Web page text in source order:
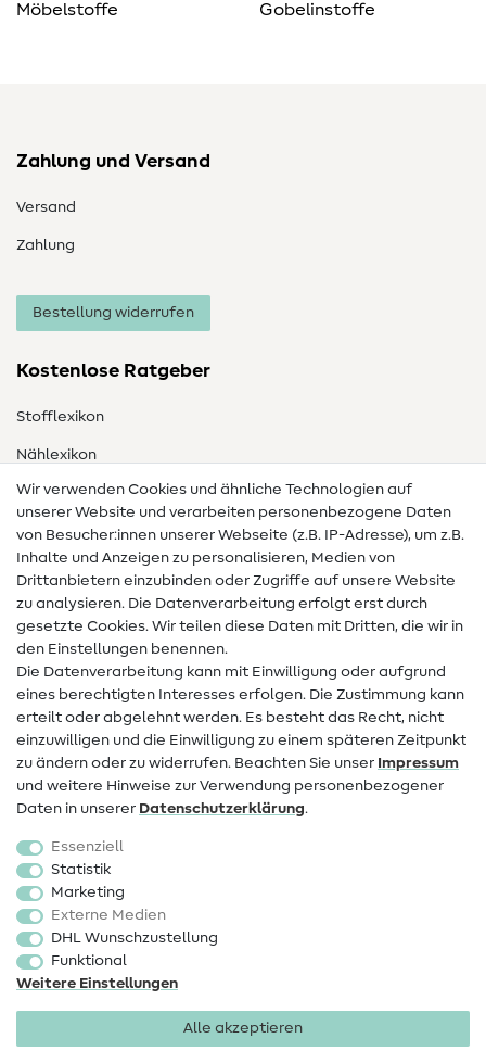
Möbelstoffe
Gobelinstoffe
Zahlung und Versand
Versand
Zahlung
Bestellung widerrufen
Kostenlose Ratgeber
Stofflexikon
Nählexikon
Nähanleitungen
Hilfe & Kontakt
Kontakt
Infos zum Betreiberwechsel
Widerrufsrecht
Beliebt
Stoffe
Sale
Schnittmuster
Wir verwenden Cookies und ähnliche Technologien auf
unserer Website und verarbeiten personenbezogene Daten
von Besucher:innen unserer Webseite (z.B. IP-Adresse), um z.B.
Inhalte und Anzeigen zu personalisieren, Medien von
Drittanbietern einzubinden oder Zugriffe auf unsere Website
zu analysieren. Die Datenverarbeitung erfolgt erst durch
gesetzte Cookies. Wir teilen diese Daten mit Dritten, die wir in
den Einstellungen benennen.
Die Datenverarbeitung kann mit Einwilligung oder aufgrund
eines berechtigten Interesses erfolgen. Die Zustimmung kann
erteilt oder abgelehnt werden. Es besteht das Recht, nicht
einzuwilligen und die Einwilligung zu einem späteren Zeitpunkt
zu ändern oder zu widerrufen. Beachten Sie unser Impressum
und weitere Hinweise zur Verwendung personenbezogener
Daten in unserer Daten­schutz­erklärung.
Essenziell
Statistik
Marketing
Externe Medien
DHL Wunschzustellung
Funktional
Weitere Einstellungen
Alle akzeptieren
Impressum
Datenschutz AGB